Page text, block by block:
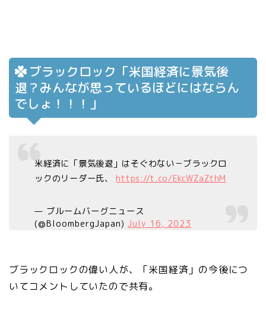
ブラックロック「米国経済に景気後
退？みんなが思っているほどにはならん
でしょ！！！」
米経済に「景気後退」はそぐわない－ブラックロ
ックのリーダー氏、 https://t.co/EkcWZaZthM
— ブルームバーグニュース
(@BloombergJapan)July 16, 2023
ブラックロックの偉い人が、「米国経済」の今後につ
いてコメントしていたので共有。